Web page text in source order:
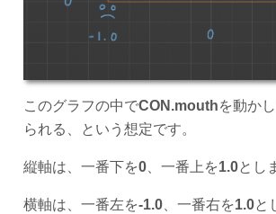
このグラフの中でCON.mouthを動か
られる、という想定です。
縦軸は、一番下を0、一番上を1.0とし
横軸は、一番左を-1.0、一番右を1.0と